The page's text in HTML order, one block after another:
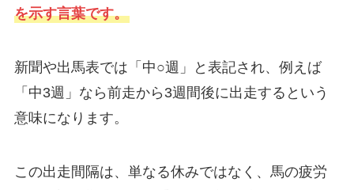
を示す言葉です。
新聞や出馬表では「中○週」と表記され、例えば
「中3週」なら前走から3週間後に出走するという
意味になります。
この出走間隔は、単なる休みではなく、馬の疲労